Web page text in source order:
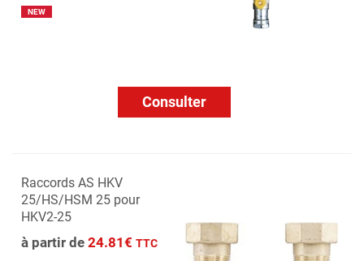
NEW
Consulter
Raccords AS HKV
25/HS/HSM 25 pour
HKV2-25
à partir de 24.81€ TTC